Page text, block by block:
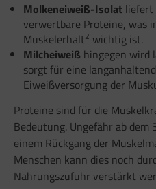
Molkeneiweiß-Isolat liefert
verwertbare Proteine, was
Muskelerhalt2 wichtig ist.
Milcheiweiß hingegen wird
sorgt für eine
Eiweißversorgung der
Proteine sind für die
Bedeutung. Ungefähr ab dem
einem Rückgang der
Menschen kann dies noch
Nahrungszufuhr verstärkt